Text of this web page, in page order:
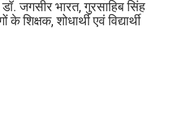
जगसीर भारत, गुरसाहिब सिंह
के शिक्षक, शोधार्थी एवं विद्यार्थी